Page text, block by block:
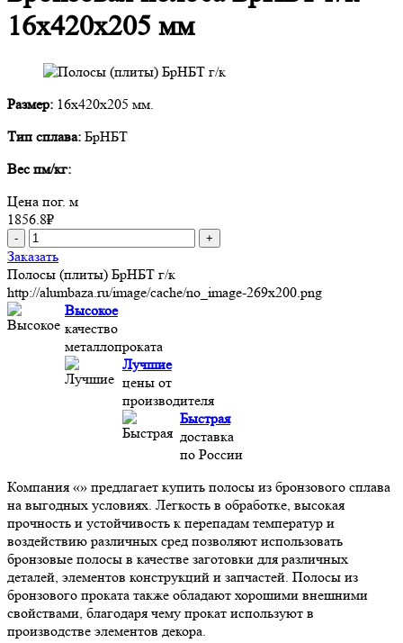
16x420x205 мм
Размер: 16x420x205 мм.
Тип сплава: БрНБТ
Вес пм/кг:
Цена пог. м
1856.8₽
- +
Заказать
Полосы (плиты) БрНБТ г/к
http://alumbaza.ru/image/cache/no_image-269x200.png
Высокое
качество
металлопроката
Лучшие
цены от
производителя
Быстрая
доставка
по России
Компания «» предлагает купить полосы из бронзового сплава
на выгодных условиях. Легкость в обработке, высокая
прочность и устойчивость к перепадам температур и
воздействию различных сред позволяют использовать
бронзовые полосы в качестве заготовки для различных
деталей, элементов конструкций и запчастей. Полосы из
бронзового проката также обладают хорошими внешними
свойствами, благодаря чему прокат используют в
производстве элементов декора.